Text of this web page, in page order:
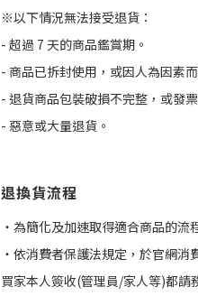
※以下情況無法接受退貨：
- 超過 7 天的商品鑑賞期。
- 商品已拆封使用，或因人為因素
- 退貨商品包裝破損不完整，或發
- 惡意或大量退貨。
退換貨流程
・為簡化及加速取得適合商品的
・依消費者保護法規定，於官網
買家本人簽收(管理員/家人等)都請